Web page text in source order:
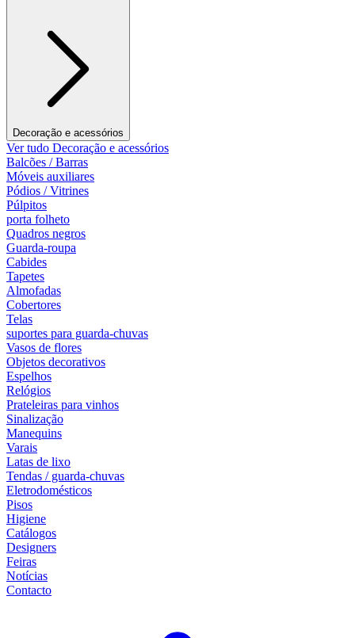
Decoração e acessórios
Ver tudo Decoração e acessórios
Balcões / Barras
Móveis auxiliares
Pódios / Vitrines
Púlpitos
porta folheto
Quadros negros
Guarda-roupa
Cabides
Tapetes
Almofadas
Cobertores
Telas
suportes para guarda-chuvas
Vasos de flores
Objetos decorativos
Espelhos
Relógios
Prateleiras para vinhos
Sinalização
Manequins
Varais
Latas de lixo
Tendas / guarda-chuvas
Eletrodomésticos
Pisos
Higiene
Catálogos
Designers
Feiras
Notícias
Contacto